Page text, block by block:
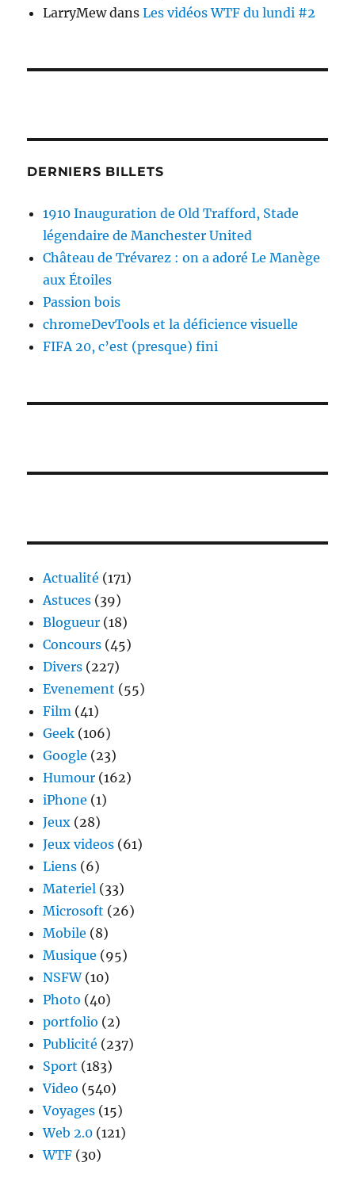
LarryMewdansLes vidéos WTF du lundi #2
DERNIERS BILLETS
1910 Inauguration de Old Trafford, Stade
légendaire de Manchester United
Château de Trévarez : on a adoré Le Manège
aux Étoiles
Passion bois
chromeDevTools et la déficience visuelle
FIFA 20, c’est (presque) fini
Actualité (171)
Astuces (39)
Blogueur (18)
Concours (45)
Divers (227)
Evenement (55)
Film (41)
Geek (106)
Google (23)
Humour (162)
iPhone (1)
Jeux (28)
Jeux videos (61)
Liens (6)
Materiel (33)
Microsoft (26)
Mobile (8)
Musique (95)
NSFW(10)
Photo (40)
portfolio (2)
Publicité (237)
Sport (183)
Video (540)
Voyages (15)
Web 2.0 (121)
WTF (30)